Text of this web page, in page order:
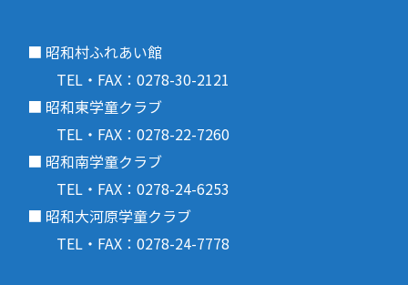
■ 昭和村ふれあい館
TEL・FAX：0278-30-2121
■ 昭和東学童クラブ
TEL・FAX：0278-22-7260
■ 昭和南学童クラブ
TEL・FAX：0278-24-6253
■ 昭和大河原学童クラブ
TEL・FAX：0278-24-7778